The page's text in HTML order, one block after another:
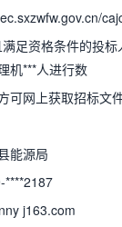
足资格条件的投
机***人进行数
可网上获取招标文件
能源局
****2187
j163.com